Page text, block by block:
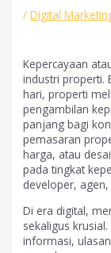
/Digital
Kepercayaan
industri properti.
hari, properti
pengambilan
panjang bagi
pemasaran
harga, atau
pada tingkat
developer,
Di era digital,
sekaligus
informasi,